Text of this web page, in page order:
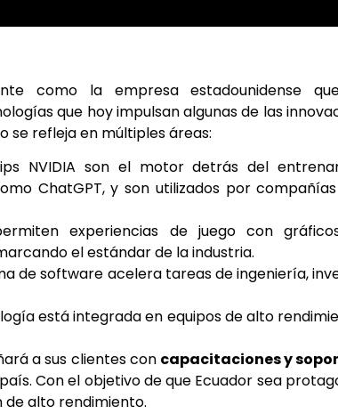
como la empresa estadounidense
que hoy impulsan algunas de las
se refleja en múltiples áreas:
NVIDIA son el motor detrás del
ChatGPT, y son utilizados por
experiencias de juego con
el estándar de la industria.
de software acelera tareas de ingeniería,
está integrada en equipos de alto
a sus clientes con capacitaciones y
Con el objetivo de que Ecuador sea
alto rendimiento.